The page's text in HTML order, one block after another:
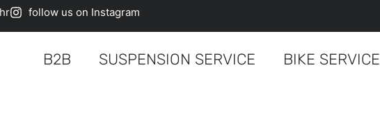
follow us on Instagram
B2B SUSPENSION SERVICE BIKE SERVICE